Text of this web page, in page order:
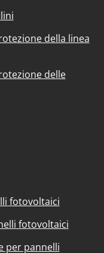
della linea
delle
fotovoltaici
fotovoltaici
per pannelli